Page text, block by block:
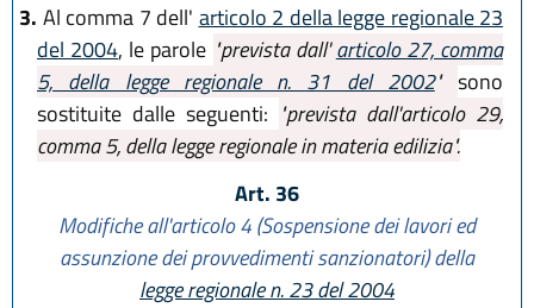
3. Al comma 7 dell' articolo 2 della legge regionale 23
del 2004, le parole "prevista dall'articolo 27, comma
5, della legge regionale n. 31 del 2002" sono
sostituite dalle seguenti: "prevista dall'articolo 29,
comma 5, della legge regionale in materia edilizia".
Art. 36
Modifiche all'articolo 4 (Sospensione dei lavori ed
assunzione dei provvedimenti sanzionatori) della
legge regionale n. 23 del 2004